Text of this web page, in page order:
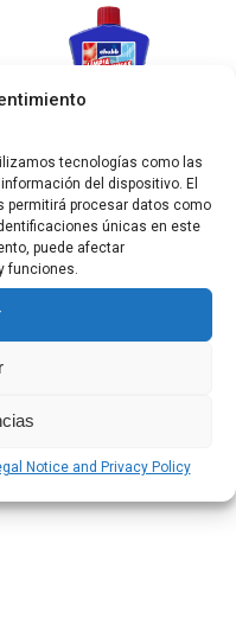
tecnologías como las
del dispositivo. El
procesar datos como
únicas en este
puede afectar
funciones.
Notice and Privacy Policy
Dishwasher Cleaner